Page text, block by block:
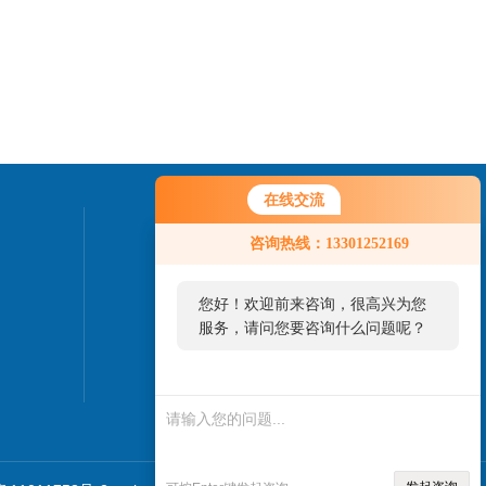
在线交流
咨询热线：13301252169
您好！欢迎前来咨询，很高兴为您
服务，请问您要咨询什么问题呢？
联系我们
010-82827937